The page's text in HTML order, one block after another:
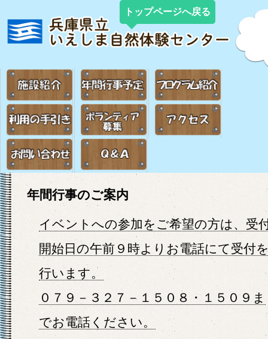
トップページへ戻る
年間行事のご案内
イベントへの参加をご希望の方は、受
開始日の午前９時よりお電話にて受付
行います。
０７９－３２７－１５０８・１５０９ま
でお電話ください。